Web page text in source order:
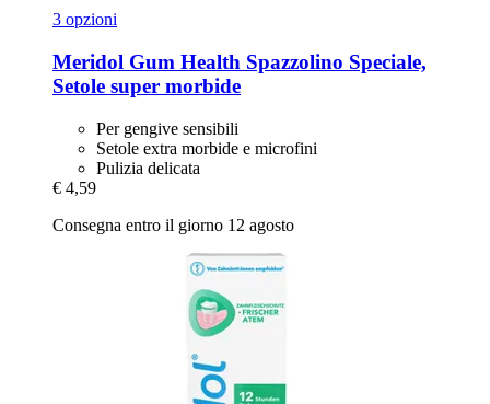
3 opzioni
Meridol Gum Health Spazzolino Speciale,
Setole super morbide
Per gengive sensibili
Setole extra morbide e microfini
Pulizia delicata
€ 4,59
Consegna entro il giorno 12 agosto